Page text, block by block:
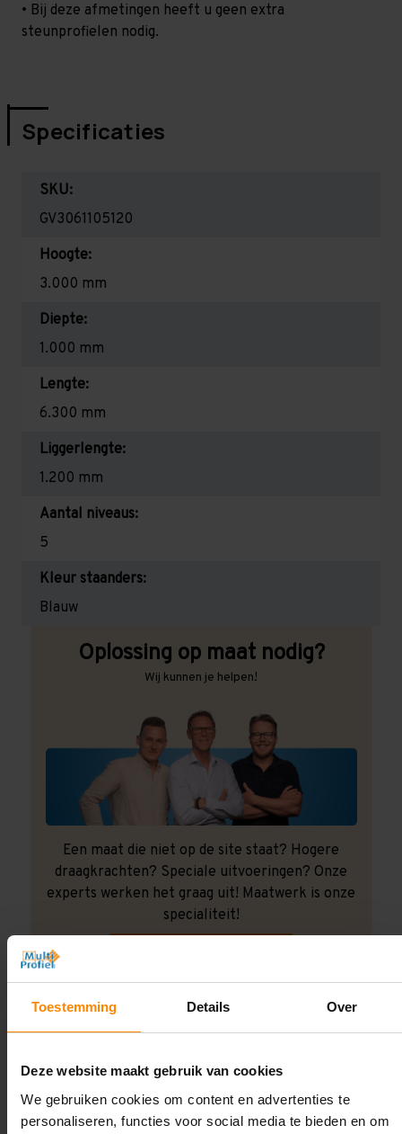
Toestemming Details Over
Deze website maakt gebruik van cookies
We gebruiken cookies om content en advertenties te
personaliseren, functies voor social media te bieden en om
• Bij deze afmetingen heeft u geen extra
steunprofielen nodig.
Specificaties
SKU:
GV3061105120
Hoogte:
3.000 mm
Diepte:
1.000 mm
Lengte:
6.300 mm
Liggerlengte:
1.200 mm
Aantal niveaus:
5
Kleur staanders:
Blauw
Oplossing op maat nodig?
Wij kunnen je helpen!
Een maat die niet op de site staat? Hogere
draagkrachten? Speciale uitvoeringen? Onze
experts werken het graag uit! Maatwerk is onze
specialiteit!
Montage uitbesteden?
Laat ons het doen!